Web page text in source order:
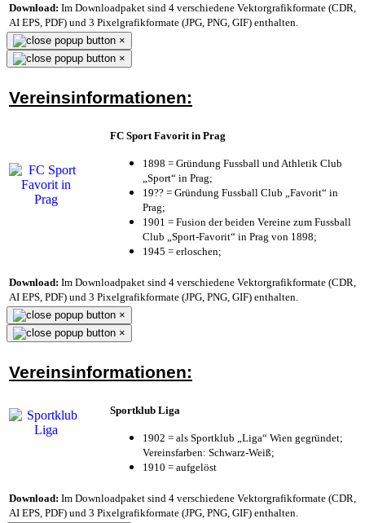
Download: Im Downloadpaket sind 4 verschiedene Vektorgrafikformate (CDR,
AI EPS, PDF) und 3 Pixelgrafikformate (JPG, PNG, GIF) enthalten.
×
×
Vereinsinformationen:
FC Sport Favorit in Prag
1898 = Gründung Fussball und Athletik Club
„Sport“ in Prag;
19?? = Gründung Fussball Club „Favorit“ in
Prag;
1901 = Fusion der beiden Vereine zum Fussball
Club „Sport-Favorit“ in Prag von 1898;
1945 = erloschen;
Download: Im Downloadpaket sind 4 verschiedene Vektorgrafikformate (CDR,
AI EPS, PDF) und 3 Pixelgrafikformate (JPG, PNG, GIF) enthalten.
×
×
Vereinsinformationen:
Sportklub Liga
1902 = als Sportklub „Liga“ Wien gegründet;
Vereinsfarben: Schwarz-Weiß;
1910 = aufgelöst
Download: Im Downloadpaket sind 4 verschiedene Vektorgrafikformate (CDR,
AI EPS, PDF) und 3 Pixelgrafikformate (JPG, PNG, GIF) enthalten.